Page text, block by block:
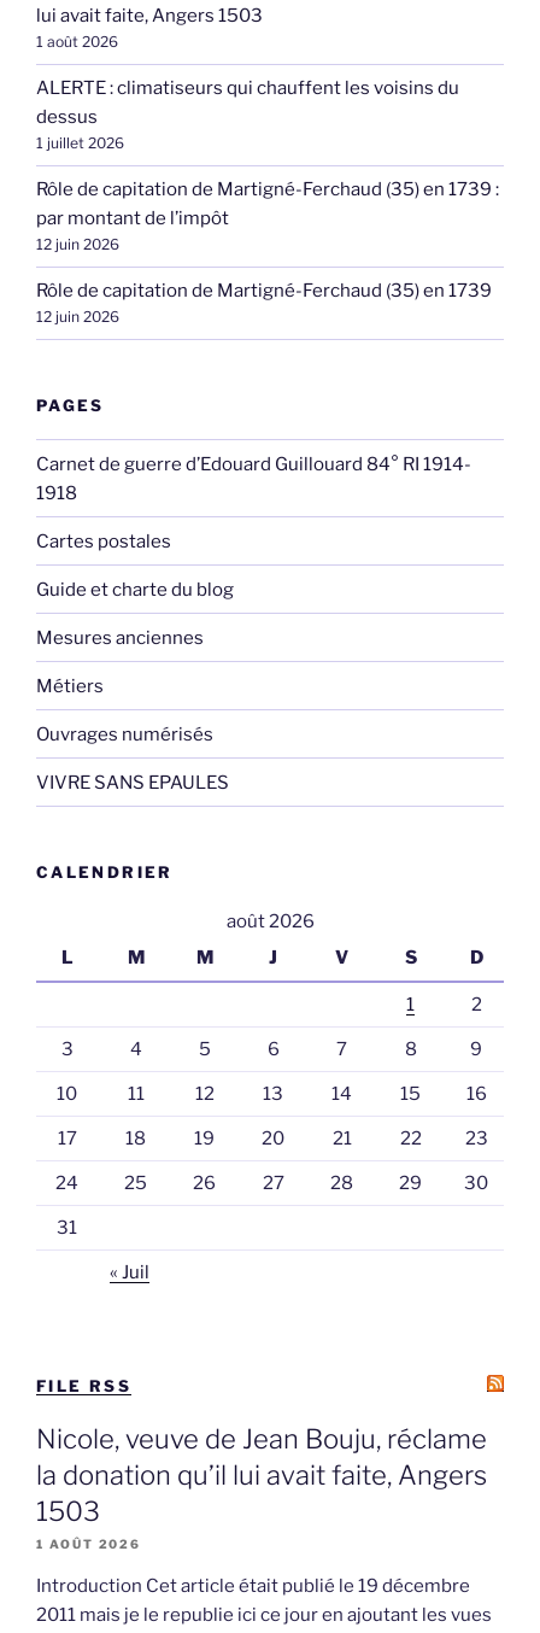
lui avait faite, Angers 1503
1 août 2026
ALERTE : climatiseurs qui chauffent les voisins du
dessus
1 juillet 2026
Rôle de capitation de Martigné-Ferchaud (35) en 1739 :
par montant de l’impôt
12 juin 2026
Rôle de capitation de Martigné-Ferchaud (35) en 1739
12 juin 2026
PAGES
Carnet de guerre d’Edouard Guillouard 84° RI 1914-
1918
Cartes postales
Guide et charte du blog
Mesures anciennes
Métiers
Ouvrages numérisés
VIVRE SANS EPAULES
CALENDRIER
août 2026
L
M M J V S D
1 2
3 4 5 6 7 8 9
10 11 12 13 14 15 16
17 18 19 20 21 22 23
24 25 26 27 28 29 30
31
« Juil
FILE RSS
Nicole, veuve de Jean Bouju, réclame
la donation qu’il lui avait faite, Angers
1503
1 AOÛT 2026
Introduction Cet article était publié le 19 décembre
2011 mais je le republie ici ce jour en ajoutant les vues